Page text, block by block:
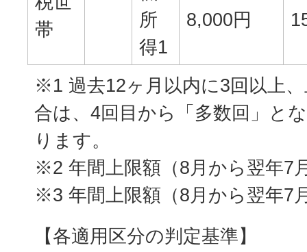
帯
所
得1
8,000円
※1 過去12ヶ月以内に3回以上
合は、4回目から「多数回」と
ります。
※2 年間上限額（8月から翌年7
※3 年間上限額（8月から翌年7
【各適用区分の判定基準】